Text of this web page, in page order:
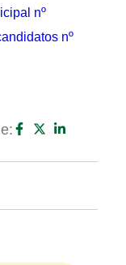
nº
nº